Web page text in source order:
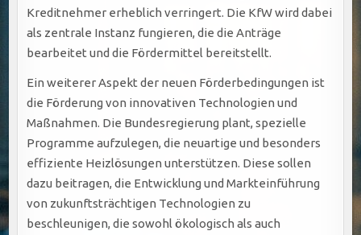
Kreditnehmer erheblich verringert. Die KfW wird dabei
als zentrale Instanz fungieren, die die Anträge
bearbeitet und die Fördermittel bereitstellt.
Ein weiterer Aspekt der neuen Förderbedingungen ist
die Förderung von innovativen Technologien und
Maßnahmen. Die Bundesregierung plant, spezielle
Programme aufzulegen, die neuartige und besonders
effiziente Heizlösungen unterstützen. Diese sollen
dazu beitragen, die Entwicklung und Markteinführung
von zukunftsträchtigen Technologien zu
beschleunigen, die sowohl ökologisch als auch